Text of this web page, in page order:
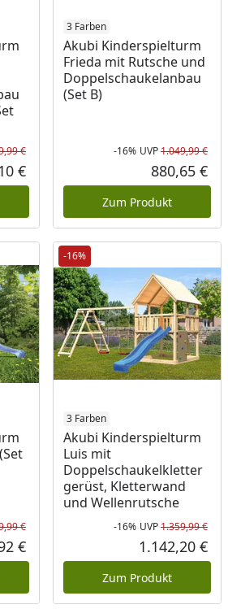
Rabatt in Prozent
Ursprünglicher Preis
€
Aktueller Preis
€
3 Farben
Akubi Kinderspielturm
Frieda mit Rutsche und
Doppelschaukelanbau
(Set B)
-16% UVP1.049,99 €
880,65 €
Zum Produkt
Rabatt in Prozent
Ursprünglicher Preis
€
Aktueller Preis
€
-16%
3 Farben
Akubi Kinderspielturm
Luis mit
Doppelschaukelkletter
gerüst, Kletterwand
und Wellenrutsche
-16% UVP1.359,99 €
1.142,20 €
Zum Produkt